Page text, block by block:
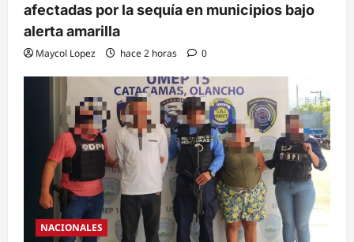
afectadas por la sequía en municipios bajo
alerta amarilla
Maycol Lopez hace 2 horas 0
NACIONALES